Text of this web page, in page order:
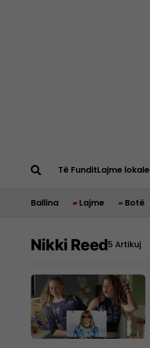
Të FunditLajme lokale
Ballina Lajme Botë
Nikki Reed5 Artikuj